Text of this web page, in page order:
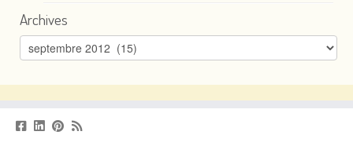
Archives
Archives